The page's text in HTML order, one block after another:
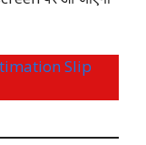
Slip